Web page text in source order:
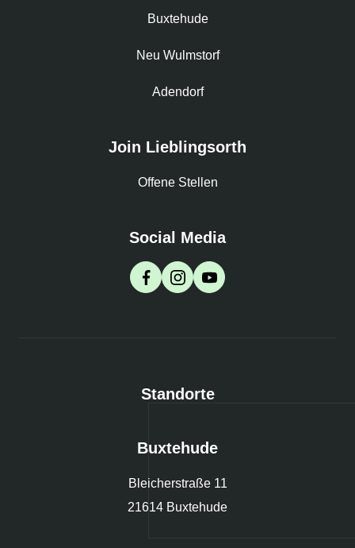
Buxtehude
Neu Wulmstorf
Adendorf
Join Lieblingsorth
Offene Stellen
Social Media
Standorte
Buxtehude
Bleicherstraße 11
21614 Buxtehude